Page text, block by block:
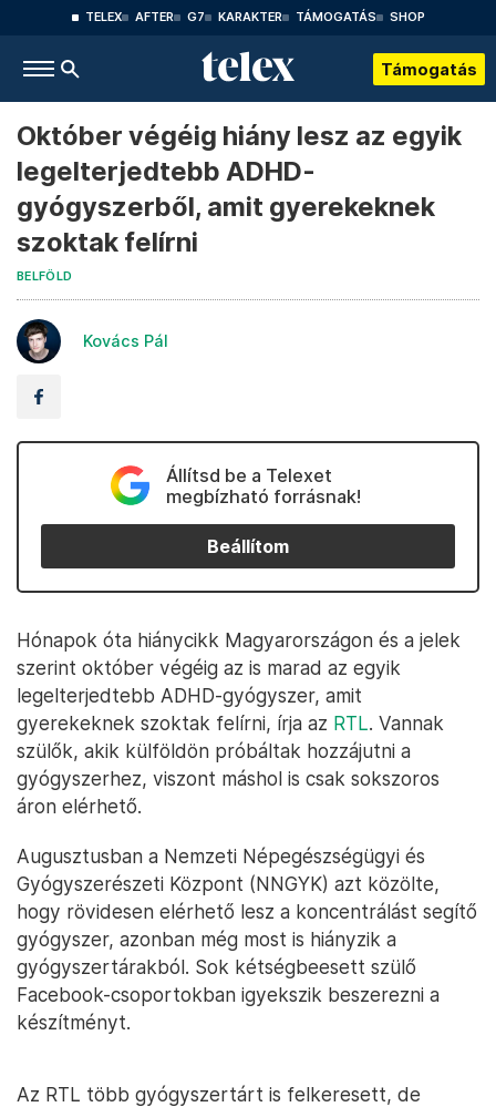
TELEX AFTER G7 KARAKTER TÁMOGATÁS SHOP
Támogatás
Október végéig hiány lesz az egyik
legelterjedtebb ADHD-
gyógyszerből, amit gyerekeknek
szoktak felírni
BELFÖLD
Kovács Pál
Állítsd be a Telexet
megbízható forrásnak!
Beállítom
Hónapok óta hiánycikk Magyarországon és a jelek
szerint október végéig az is marad az egyik
legelterjedtebb ADHD-gyógyszer, amit
gyerekeknek szoktak felírni, írja az RTL. Vannak
szülők, akik külföldön próbáltak hozzájutni a
gyógyszerhez, viszont máshol is csak sokszoros
áron elérhető.
Augusztusban a Nemzeti Népegészségügyi és
Gyógyszerészeti Központ (NNGYK) azt közölte,
hogy rövidesen elérhető lesz a koncentrálást segítő
gyógyszer, azonban még most is hiányzik a
gyógyszertárakból. Sok kétségbeesett szülő
Facebook-csoportokban igyekszik beszerezni a
készítményt.
Az RTL több gyógyszertárt is felkeresett, de